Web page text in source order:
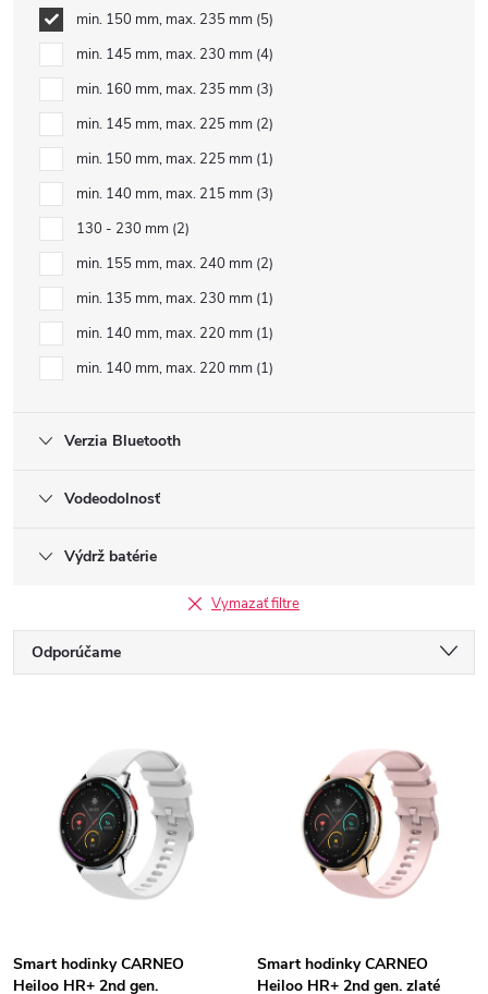
min. 150 mm, max. 235 mm 5
min. 145 mm, max. 230 mm 4
min. 160 mm, max. 235 mm 3
min. 145 mm, max. 225 mm 2
min. 150 mm, max. 225 mm 1
min. 140 mm, max. 215 mm 3
130 - 230 mm 2
min. 155 mm, max. 240 mm 2
min. 135 mm, max. 230 mm 1
min. 140 mm, max. 220 mm 1
min. 140 mm, max. 220 mm 1
Verzia Bluetooth
Vodeodolnosť
Výdrž batérie
Vymazať filtre
R
Odporúčame
Najpredávanejšie
Abecedne
s
Smart hodinky CARNEO
Heiloo HR+ 2nd gen.
Smart hodinky CARNEO
Heiloo HR+ 2nd gen. zlaté